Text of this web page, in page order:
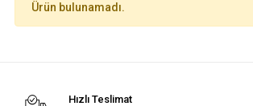
Ürün bulunamadı.
Hızlı Teslimat